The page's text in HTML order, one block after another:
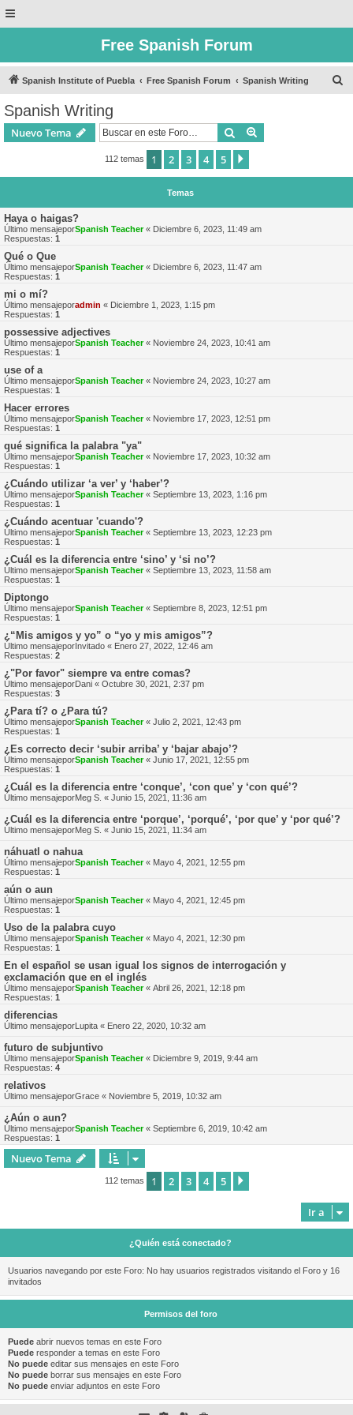
Free Spanish Forum
Spanish Institute of Puebla Free Spanish Forum Spanish Writing
Spanish Writing
Nuevo Tema Buscar
112 temas 1 2 3 4 5
Temas
Haya o haigas?
Último mensajeporSpanish Teacher« Diciembre 6, 2023, 11:49 am
Respuestas: 1
Qué o Que
Último mensajeporSpanish Teacher« Diciembre 6, 2023, 11:47 am
Respuestas: 1
mi o mí?
Último mensajeporadmin « Diciembre 1, 2023, 1:15 pm
Respuestas: 1
possessive adjectives
Último mensajeporSpanish Teacher« Noviembre 24, 2023, 10:41 am
Respuestas: 1
use of a
Último mensajeporSpanish Teacher« Noviembre 24, 2023, 10:27 am
Respuestas: 1
Hacer errores
Último mensajeporSpanish Teacher« Noviembre 17, 2023, 12:51 pm
Respuestas: 1
qué significa la palabra "ya"
Último mensajeporSpanish Teacher« Noviembre 17, 2023, 10:32 am
Respuestas: 1
¿Cuándo utilizar ‘a ver’ y ‘haber’?
Último mensajeporSpanish Teacher« Septiembre 13, 2023, 1:16 pm
Respuestas: 1
¿Cuándo acentuar 'cuando'?
Último mensajeporSpanish Teacher« Septiembre 13, 2023, 12:23 pm
Respuestas: 1
¿Cuál es la diferencia entre ‘sino’ y ‘si no’?
Último mensajeporSpanish Teacher« Septiembre 13, 2023, 11:58 am
Respuestas: 1
Diptongo
Último mensajeporSpanish Teacher« Septiembre 8, 2023, 12:51 pm
Respuestas: 1
¿“Mis amigos y yo” o “yo y mis amigos”?
Último mensajeporInvitado « Enero 27, 2022, 12:46 am
Respuestas: 2
¿"Por favor" siempre va entre comas?
Último mensajeporDani « Octubre 30, 2021, 2:37 pm
Respuestas: 3
¿Para tí? o ¿Para tú?
Último mensajeporSpanish Teacher« Julio 2, 2021, 12:43 pm
Respuestas: 1
¿Es correcto decir ‘subir arriba’ y ‘bajar abajo’?
Último mensajeporSpanish Teacher« Junio 17, 2021, 12:55 pm
Respuestas: 1
¿Cuál es la diferencia entre ‘conque’, ‘con que’ y ‘con qué’?
Último mensajeporMeg S. « Junio 15, 2021, 11:36 am
¿Cuál es la diferencia entre ‘porque’, ‘porqué’, ‘por que’ y ‘por qué’?
Último mensajeporMeg S. « Junio 15, 2021, 11:34 am
náhuatl o nahua
Último mensajeporSpanish Teacher« Mayo 4, 2021, 12:55 pm
Respuestas: 1
aún o aun
Último mensajeporSpanish Teacher« Mayo 4, 2021, 12:45 pm
Respuestas: 1
Uso de la palabra cuyo
Último mensajeporSpanish Teacher« Mayo 4, 2021, 12:30 pm
Respuestas: 1
En el español se usan igual los signos de interrogación y
exclamación que en el inglés
Último mensajeporSpanish Teacher« Abril 26, 2021, 12:18 pm
Respuestas: 1
diferencias
Último mensajeporLupita « Enero 22, 2020, 10:32 am
futuro de subjuntivo
Último mensajeporSpanish Teacher« Diciembre 9, 2019, 9:44 am
Respuestas: 4
relativos
Último mensajeporGrace « Noviembre 5, 2019, 10:32 am
¿Aún o aun?
Último mensajeporSpanish Teacher« Septiembre 6, 2019, 10:42 am
Respuestas: 1
Nuevo Tema
112 temas 1 2 3 4 5
Ir a
¿Quién está conectado?
Usuarios navegando por este Foro: No hay usuarios registrados visitando el Foro y 16
invitados
Permisos del foro
Puede abrir nuevos temas en este Foro
Puede responder a temas en este Foro
No puede editar sus mensajes en este Foro
No puede borrar sus mensajes en este Foro
No puede enviar adjuntos en este Foro